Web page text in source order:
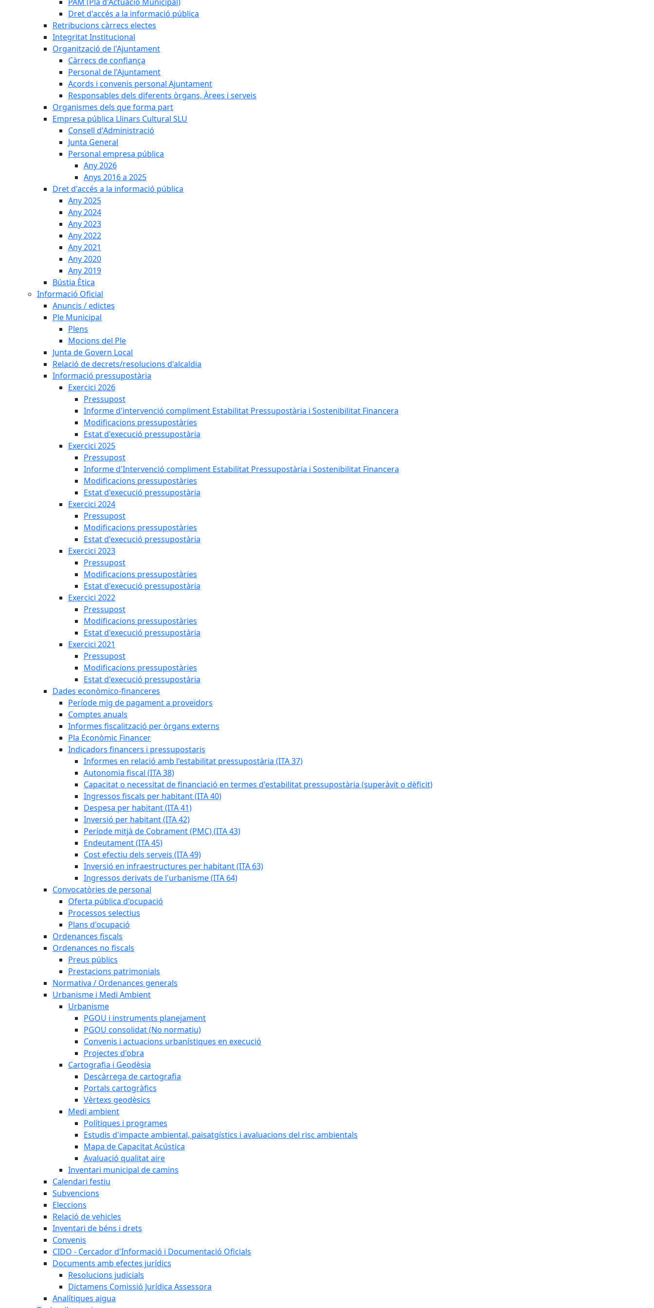
Dret d'accés a la informació pública
Retribucions càrrecs electes
Integritat Institucional
Organització de l'Ajuntament
Càrrecs de confiança
Personal de l'Ajuntament
Acords i convenis personal Ajuntament
Responsables dels diferents òrgans, Àrees i serveis
Organismes dels que forma part
Empresa pública Llinars Cultural SLU
Consell d'Administració
Junta General
Personal empresa pública
Any 2026
Anys 2016 a 2025
Dret d'accés a la informació pública
Any 2025
Any 2024
Any 2023
Any 2022
Any 2021
Any 2020
Any 2019
Bústia Ètica
Informació Oficial
Anuncis / edictes
Ple Municipal
Plens
Mocions del Ple
Junta de Govern Local
Relació de decrets/resolucions d'alcaldia
Informació pressupostària
Exercici 2026
Pressupost
Informe d'intervenció compliment Estabilitat Pressupostària i Sostenibilitat Financera
Modificacions pressupostàries
Estat d'execució pressupostària
Exercici 2025
Pressupost
Informe d'Intervenció compliment Estabilitat Pressupostària i Sostenibilitat Financera
Modificacions pressupostàries
Estat d'execució pressupostària
Exercici 2024
Pressupost
Modificacions pressupostàries
Estat d'execució pressupostària
Exercici 2023
Pressupost
Modificacions pressupostàries
Estat d'execució pressupostària
Exercici 2022
Pressupost
Modificacions pressupostàries
Estat d'execució pressupostària
Exercici 2021
Pressupost
Modificacions pressupostàries
Estat d'execució pressupostària
Dades econòmico-financeres
Període mig de pagament a proveïdors
Comptes anuals
Informes fiscalització per òrgans externs
Pla Econòmic Financer
Indicadors financers i pressupostaris
Informes en relació amb l'estabilitat pressupostària (ITA 37)
Autonomia fiscal (ITA 38)
Capacitat o necessitat de financiació en termes d'estabilitat pressupostària (superàvit o dèficit)
Ingressos fiscals per habitant (ITA 40)
Despesa per habitant (ITA 41)
Inversió per habitant (ITA 42)
Període mitjà de Cobrament (PMC) (ITA 43)
Endeutament (ITA 45)
Cost efectiu dels serveis (ITA 49)
Inversió en infraestructures per habitant (ITA 63)
Ingressos derivats de l'urbanisme (ITA 64)
Convocatòries de personal
Oferta pública d'ocupació
Processos selectius
Plans d'ocupació
Ordenances fiscals
Ordenances no fiscals
Preus públics
Prestacions patrimonials
Normativa / Ordenances generals
Urbanisme i Medi Ambient
Urbanisme
PGOU i instruments planejament
PGOU consolidat (No normatiu)
Convenis i actuacions urbanístiques en execució
Projectes d'obra
Cartografia i Geodèsia
Descàrrega de cartografia
Portals cartogràfics
Vèrtexs geodèsics
Medi ambient
Polítiques i programes
Estudis d'impacte ambiental, paisatgístics i avaluacions del risc ambientals
Mapa de Capacitat Acústica
Avaluació qualitat aire
Inventari municipal de camins
Calendari festiu
Subvencions
Eleccions
Relació de vehicles
Inventari de béns i drets
Convenis
CIDO - Cercador d'Informació i Documentació Oficials
Documents amb efectes jurídics
Resolucions judicials
Dictamens Comissió Jurídica Assessora
Analítiques aigua